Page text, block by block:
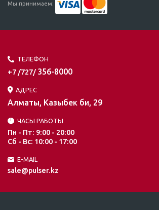
Мы принимаем:
ТЕЛЕФОН
+7 /727/ 356-8000
АДРЕС
Алматы, Казыбек би, 29
ЧАСЫ РАБОТЫ
Пн - Пт: 9:00 - 20:00
Сб - Вс: 10:00 - 17:00
E-MAIL
sale@pulser.kz